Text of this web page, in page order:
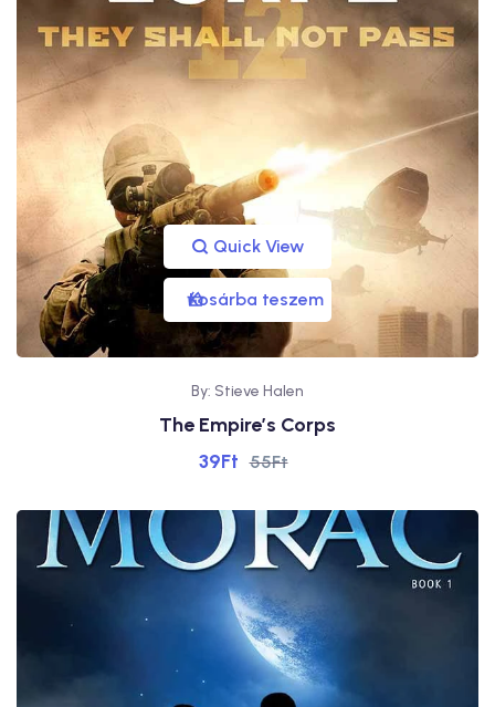
Quick View
Kosárba teszem
By: Stieve Halen
The Empire’s Corps
55Ft
39Ft